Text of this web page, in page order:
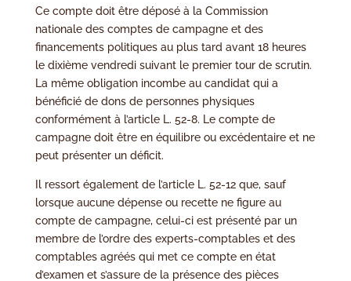
Ce compte doit être déposé à la Commission
nationale des comptes de campagne et des
financements politiques au plus tard avant 18 heures
le dixième vendredi suivant le premier tour de scrutin.
La même obligation incombe au candidat qui a
bénéficié de dons de personnes physiques
conformément à l’article L. 52-8. Le compte de
campagne doit être en équilibre ou excédentaire et ne
peut présenter un déficit.
Il ressort également de l’article L. 52-12 que, sauf
lorsque aucune dépense ou recette ne figure au
compte de campagne, celui-ci est présenté par un
membre de l’ordre des experts-comptables et des
comptables agréés qui met ce compte en état
d’examen et s’assure de la présence des pièces